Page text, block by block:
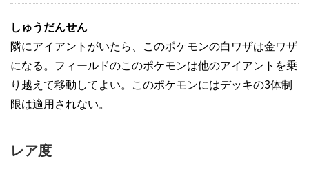
しゅうだんせん
隣にアイアントがいたら、このポケモンの白ワザは金ワザ
になる。フィールドのこのポケモンは他のアイアントを乗
り越えて移動してよい。このポケモンにはデッキの3体制
限は適用されない。
レア度